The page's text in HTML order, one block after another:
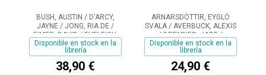
BUSH, AUSTIN / D'ARCY,
JAYNE / JONG, RIA DE /
EIMER, DAVID / EVELEIGH,
MARK / FERRARESE,
MARCO / GROSBERG,
MICHAEL / HARDING, PAUL /
RAY, NICK / REID,
Disponible en stock en la
librería
38,90 €
ARNARSDÓTTIR, EYGLÓ
SVALA / AVERBUCK, ALEXIS
/ BREMNER, JADE /
FITZPATRICK, MARY / HAM,
ANTHONY
Disponible en stock en la
librería
24,90 €